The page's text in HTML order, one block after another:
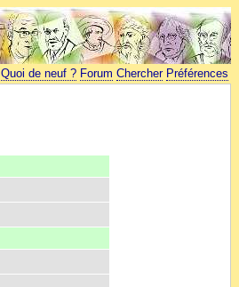
Quoi de neuf ? Forum Chercher Préférences